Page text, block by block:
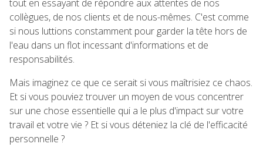
tout en essayant de répondre aux attentes de nos
collègues, de nos clients et de nous-mêmes. C'est comme
si nous luttions constamment pour garder la tête hors de
l'eau dans un flot incessant d'informations et de
responsabilités.
Mais imaginez ce que ce serait si vous maîtrisiez ce chaos.
Et si vous pouviez trouver un moyen de vous concentrer
sur une chose essentielle qui a le plus d'impact sur votre
travail et votre vie ? Et si vous déteniez la clé de l'efficacité
personnelle ?